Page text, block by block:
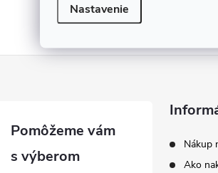
Nastavenie
Nákup
Ako